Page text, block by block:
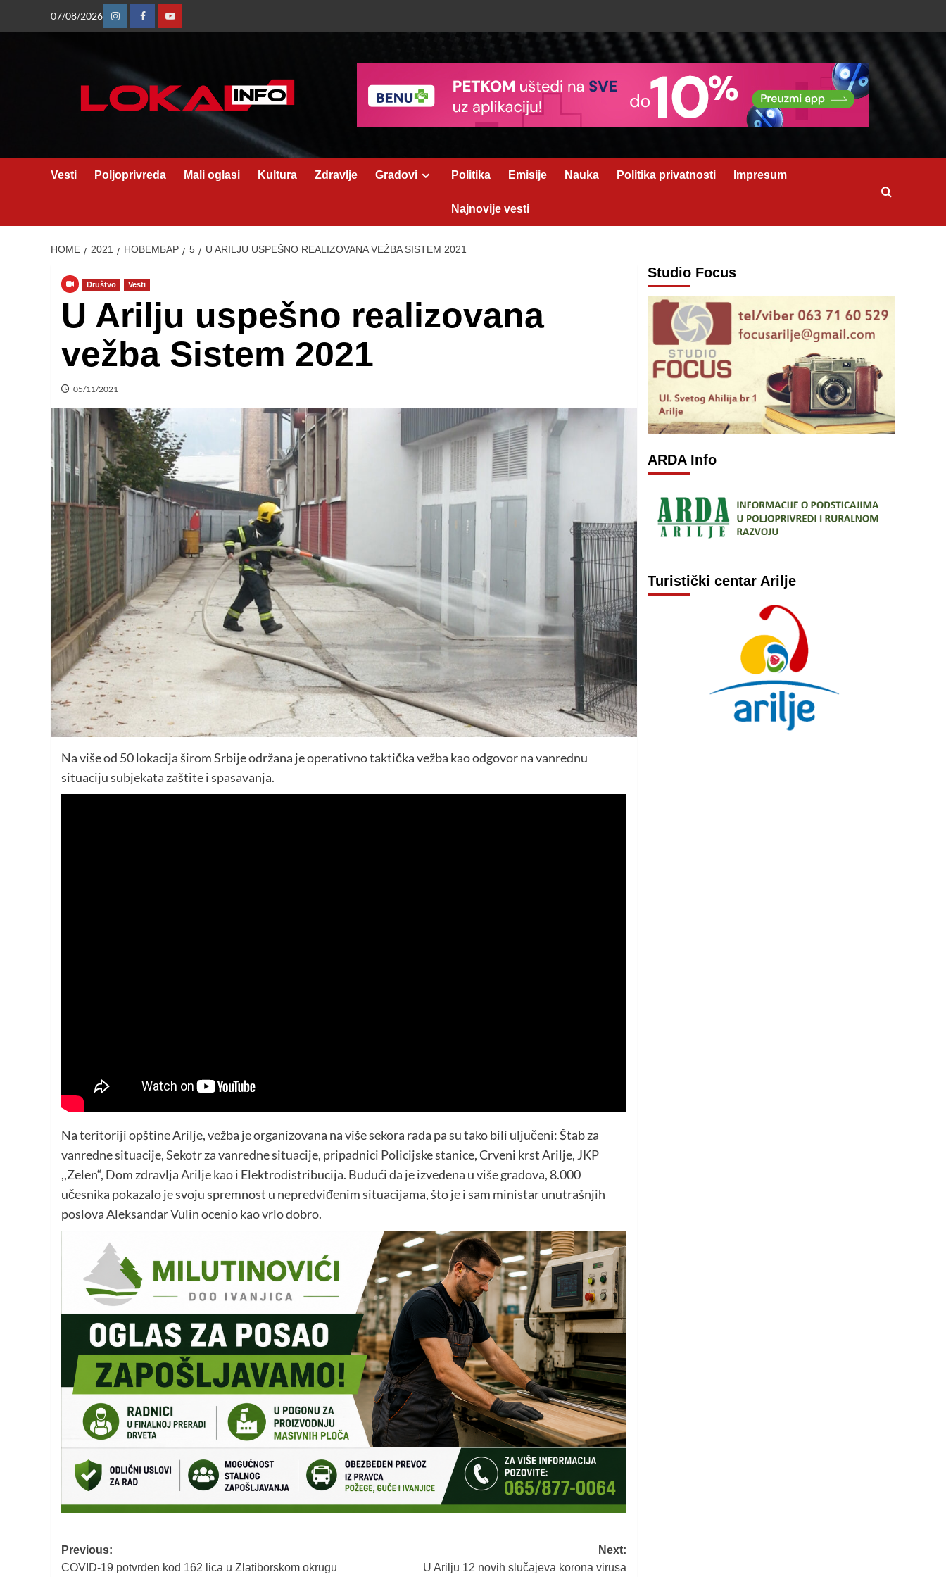
07/08/2026
InstagramFacebookYoutube
Vesti Poljoprivreda Mali oglasi Kultura Zdravlje Gradovi Politika Emisije Nauka Politika privatnosti Impresum
Najnovije vesti
HOME 2021 НОВЕМБАР 5 U ARILJU USPEŠNO REALIZOVANA VEŽBA SISTEM 2021
Društvo Vesti
U Arilju uspešno realizovana
vežba Sistem 2021
05/11/2021
Na više od 50 lokacija širom Srbije održana je operativno taktička vežba kao odgovor na vanrednu
situaciju subjekata zaštite i spasavanja.
Na teritoriji opštine Arilje, vežba je organizovana na više sekora rada pa su tako bili uljučeni: Štab za
vanredne situacije, Sekotr za vanredne situacije, pripadnici Policijske stanice, Crveni krst Arilje, JKP
,,Zelen“, Dom zdravlja Arilje kao i Elektrodistribucija. Budući da je izvedena u više gradova, 8.000
učesnika pokazalo je svoju spremnost u nepredviđenim situacijama, što je i sam ministar unutrašnjih
poslova Aleksandar Vulin ocenio kao vrlo dobro.
Post
Previous:
COVID-19 potvrđen kod 162 lica u Zlatiborskom okrugu
Next:
U Arilju 12 novih slučajeva korona virusa
Studio Focus
ARDA Info
Turistički centar Arilje